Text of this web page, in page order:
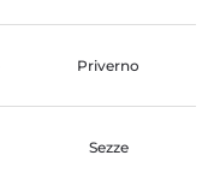
Priverno
Sezze